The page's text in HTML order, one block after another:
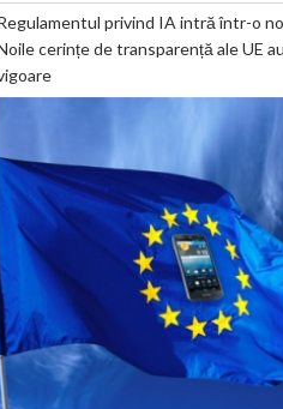
privind IA intră într-o
cerințe de transparență ale UE